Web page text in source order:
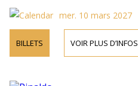
mer. 10 mars 2027
BILLETS VOIR PLUS D’INFOS